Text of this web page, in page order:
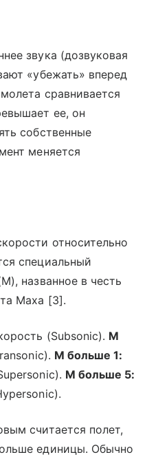
звука (дозвуковая
«убежать» вперед
сравнивается
ее, он
собственные
меняется
относительно
специальный
названное в честь
Маха [3].
(Subsonic). М
М больше 1:
М больше 5:
считается полет,
единицы. Обычно